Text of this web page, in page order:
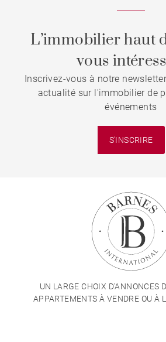
L’immobilier haut
vous
Inscrivez-vous à notre
actualité sur l'immobilier de
événements
S'INSCRIRE
UN LARGE CHOIX D'ANNONCES
APPARTEMENTS À VENDRE OU À